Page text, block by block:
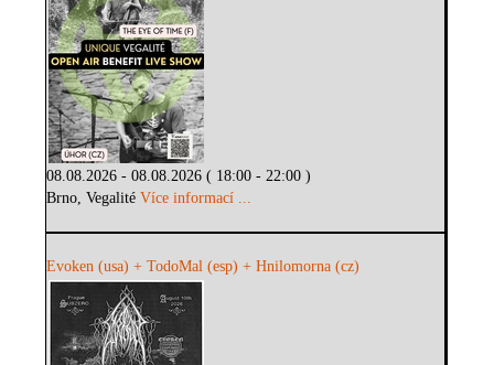
08.08.2026 - 08.08.2026 ( 18:00 - 22:00 )
Brno, VegalitéVíce informací ...
Evoken (usa) + TodoMal (esp) + Hnilomorna (cz)